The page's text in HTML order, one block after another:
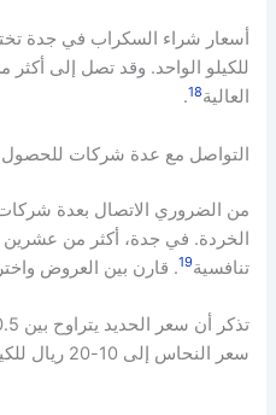
للكيلو الواحد. وقد تصل إلى أكثر
العالية18
.
التواصل مع عدة شركات
من الضروري الاتصال بعدة
الخردة. في جدة، أكثر من
تنافسية19. قارن بين العروض
سعر النحاس إلى 10-20 ريال للكيلو